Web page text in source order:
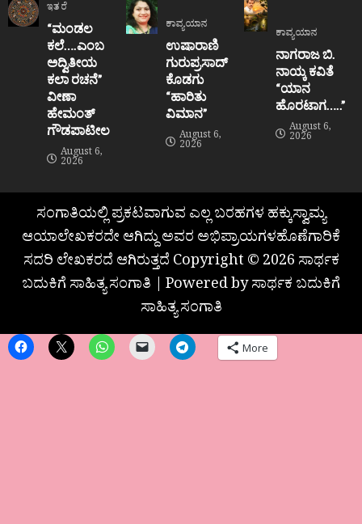
ಇತರೆ
“ಮಂಡಲ
ಕಲೆ….ಎಂಬ
ಅದ್ವಿತೀಯ
ಕಲಾ ರಚನೆ”‌
ವೀಣಾ
ಹೇಮಂತ್‌
ಗೌಡಪಾಟೀಲ
August 6,
2026
ಕಾವ್ಯಯಾನ
ಉಷಾರಾಣಿ
ಗುರುಪ್ರಸಾದ್
ಕೊಡಗು
“ಹಾರಿತು
ವಿಮಾನ”
August 6,
2026
ಕಾವ್ಯಯಾನ
ನಾಗರಾಜ ಬಿ.
ನಾಯ್ಕ ಕವಿತೆ
“ಯಾನ
ಹೊರಟಾಗ…..”
August 6,
2026
ಸಂಗಾತಿಯಲ್ಲಿ ಪ್ರಕಟವಾಗುವ ಎಲ್ಲ ಬರಹಗಳ ಹಕ್ಕುಸ್ವಾಮ್ಯ
ಆಯಾಲೇಖಕರದೇ ಆಗಿದ್ದು ಅವರ ಅಭಿಪ್ರಾಯಗಳಹೊಣೆಗಾರಿಕೆ
ಸದರಿ ಲೇಖಕರದೆ ಆಗಿರುತ್ತದೆ Copyright © 2026 ಸಾರ್ಥಕ
ಬದುಕಿಗೆ ಸಾಹಿತ್ಯ ಸಂಗಾತಿ | Powered by ಸಾರ್ಥಕ ಬದುಕಿಗೆ
ಸಾಹಿತ್ಯ ಸಂಗಾತಿ
More